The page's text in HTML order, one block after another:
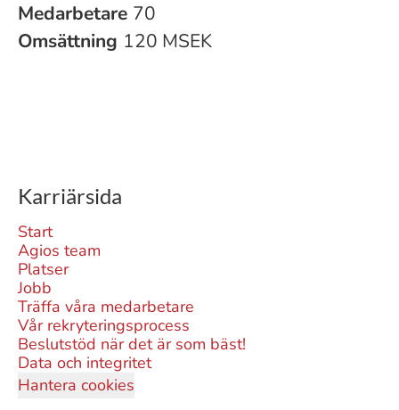
Medarbetare 70
Omsättning 120 MSEK
Karriärsida
Start
Agios team
Platser
Jobb
Träffa våra medarbetare
Vår rekryteringsprocess
Beslutstöd när det är som bäst!
Data och integritet
Hantera cookies